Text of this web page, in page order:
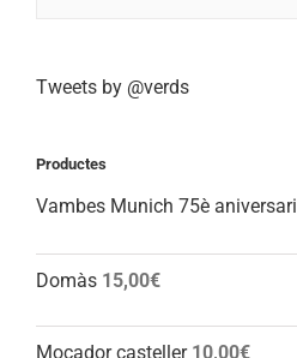
Tweets by @verds
Productes
Vambes Munich 75è aniversari
Domàs 15,00€
Mocador casteller 10,00€